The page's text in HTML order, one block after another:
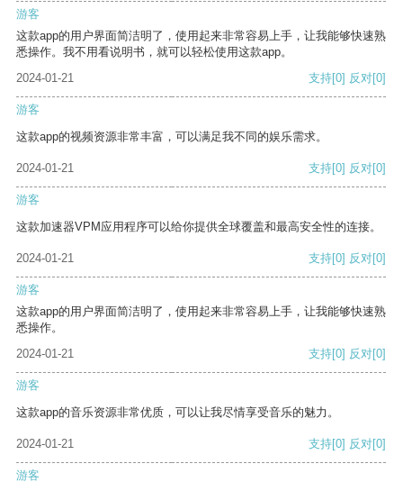
游客
这款app的用户界面简洁明了，使用起来非常容易上手，让我能够快速熟
悉操作。我不用看说明书，就可以轻松使用这款app。
2024-01-21
支持[0] 反对[0]
游客
这款app的视频资源非常丰富，可以满足我不同的娱乐需求。
2024-01-21 支持[0] 反对[0]
游客
这款加速器VPM应用程序可以给你提供全球覆盖和最高安全性的连接。
2024-01-21 支持[0] 反对[0]
游客
这款app的用户界面简洁明了，使用起来非常容易上手，让我能够快速熟
悉操作。
2024-01-21
支持[0] 反对[0]
游客
这款app的音乐资源非常优质，可以让我尽情享受音乐的魅力。
2024-01-21 支持[0] 反对[0]
游客